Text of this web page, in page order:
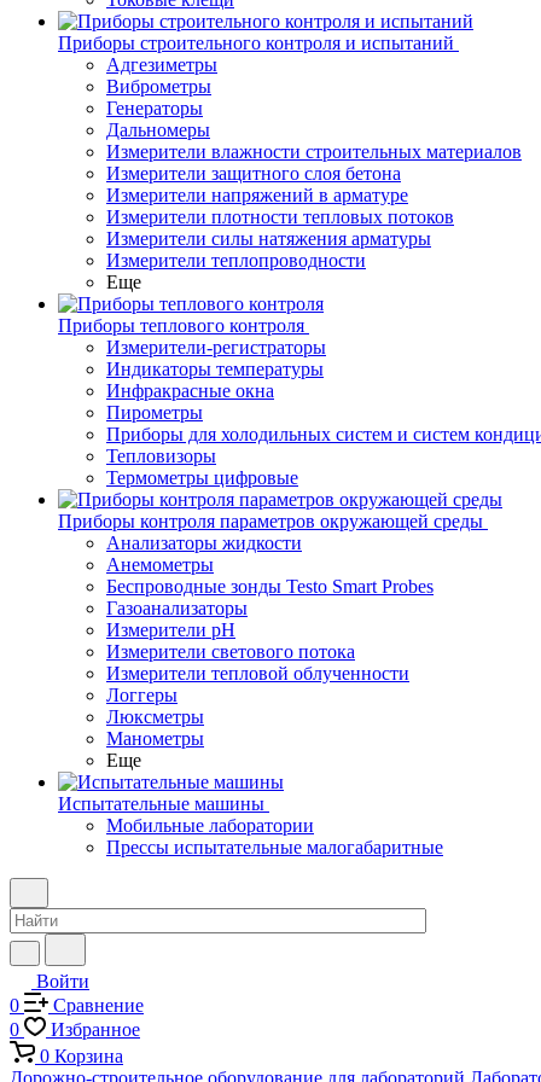
Приборы строительного контроля и испытаний
Адгезиметры
Виброметры
Генераторы
Дальномеры
Измерители влажности строительных материалов
Измерители защитного слоя бетона
Измерители напряжений в арматуре
Измерители плотности тепловых потоков
Измерители силы натяжения арматуры
Измерители теплопроводности
Еще
Приборы теплового контроля
Измерители-регистраторы
Индикаторы температуры
Инфракрасные окна
Пирометры
Приборы для холодильных систем и систем
Тепловизоры
Термометры цифровые
Приборы контроля параметров окружающей среды
Анализаторы жидкости
Анемометры
Беспроводные зонды Testo Smart Probes
Газоанализаторы
Измерители pH
Измерители светового потока
Измерители тепловой облученности
Логгеры
Люксметры
Манометры
Еще
Испытательные машины
Мобильные лаборатории
Прессы испытательные малогабаритные
Войти
0
Сравнение
0
Избранное
0 Корзина
Дорожно-строительное оборудование для лабораторий